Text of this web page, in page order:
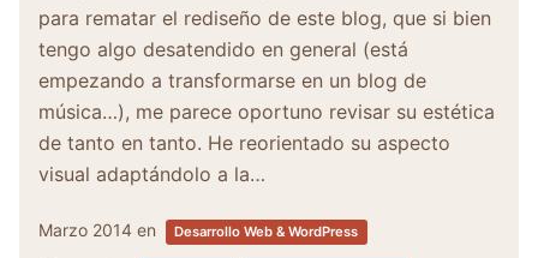
para rematar el rediseño de este blog, que si bien
tengo algo desatendido en general (está
empezando a transformarse en un blog de
música…), me parece oportuno revisar su estética
de tanto en tanto. He reorientado su aspecto
visual adaptándolo a la…
Marzo 2014 en Desarrollo Web & WordPress